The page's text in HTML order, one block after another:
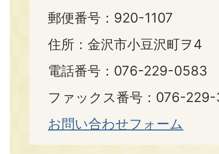
郵便番号：920-1107
住所：金沢市小豆沢町ヲ4
電話番号：076-229-0583
ファックス番号：076-
お問い合わせフォーム